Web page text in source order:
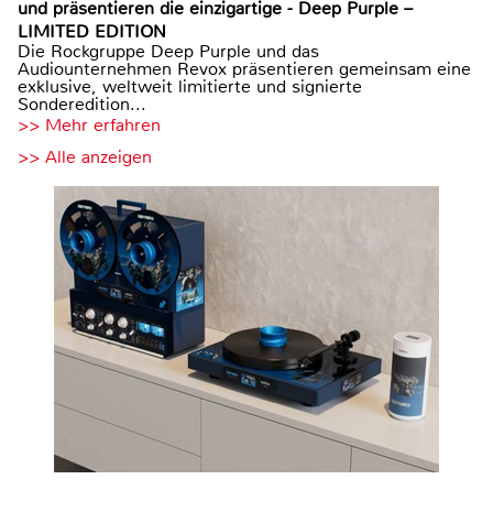
und präsentieren die einzigartige - Deep Purple –
LIMITED EDITION
Die Rockgruppe Deep Purple und das
Audiounternehmen Revox präsentieren gemeinsam eine
exklusive, weltweit limitierte und signierte
Sonderedition...
>> Mehr erfahren
>> Alle anzeigen